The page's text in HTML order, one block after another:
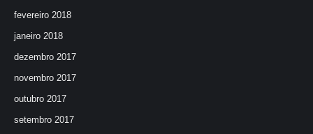
fevereiro 2018
janeiro 2018
dezembro 2017
novembro 2017
outubro 2017
setembro 2017